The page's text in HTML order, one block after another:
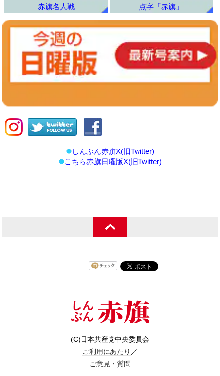
赤旗名人戦
点字「赤旗」
しんぶん赤旗X(旧Twitter)
こちら赤旗日曜版X(旧Twitter)
(C)日本共産党中央委員会
ご利用にあたり ／
ご意見・質問